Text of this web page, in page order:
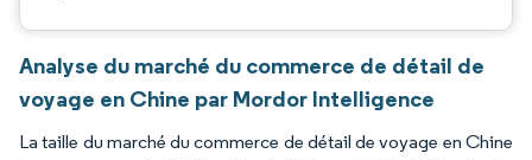
Analyse du marché du commerce de détail de
voyage en Chine par Mordor Intelligence
La taille du marché du commerce de détail de voyage en Chine